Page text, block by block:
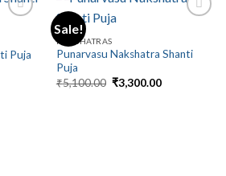
Puja
Sale!
NAKSHATRAS
Punarvasu Nakshatra Shanti
Puja
₹5,100.00 Original
price
₹3,300.00Current